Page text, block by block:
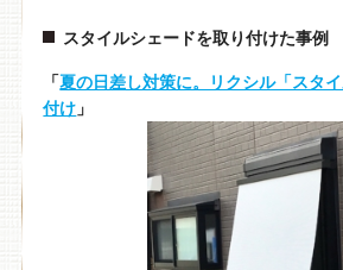
スタイルシェードを取り付けた事例
「夏の日差し対策に。リクシル「スタ
付け 」